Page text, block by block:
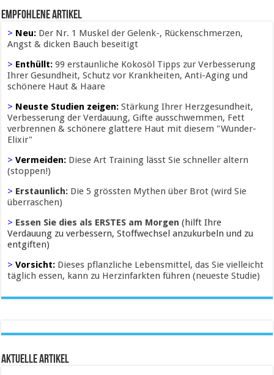
Empfohlene Artikel
> Neu: Der Nr. 1 Muskel der Gelenk-, Rückenschmerzen,
Angst & dicken Bauch beseitigt
> Enthüllt:99 erstaunliche Kokosöl Tipps zur Verbesserung
Ihrer Gesundheit, Schutz vor Krankheiten, Anti-Aging und
schönere Haut & Haare
> Neuste Studien zeigen:Stärkung Ihrer Herzgesundheit,
Verbesserung der Verdauung, Gifte ausschwemmen, Fett
verbrennen & schönere glattere Haut mit diesem "Wunder-
Elixir"
> Vermeiden: Diese Art Training lässt Sie schneller altern
(stoppen!)
> Erstaunlich: Die 5 grössten Mythen über Brot (wird Sie
überraschen)
> Essen Sie dies als ERSTES am Morgen (hilft Ihre
Verdauung zu verbessern, Stoffwechsel anzukurbeln und zu
entgiften)
> Vorsicht: Dieses pflanzliche Lebensmittel, das Sie vielleicht
täglich essen, kann zu Herzinfarkten führen (neueste Studie)
Aktuelle Artikel